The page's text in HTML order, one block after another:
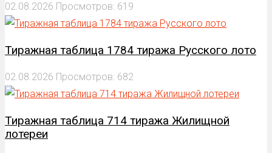
02.08.2026 Просмотров: 619
Тиражная таблица 1784 тиража Русского лото
02.08.2026 Просмотров: 682
Тиражная таблица 714 тиража Жилищной
лотереи